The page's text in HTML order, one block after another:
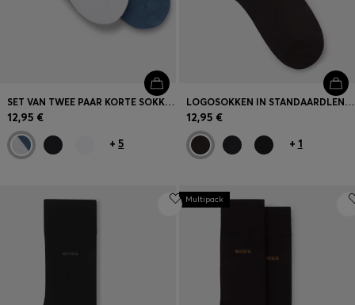
SET VAN TWEE PAAR KORTE SOKKEN MET BOORDEN VOORZIEN VAN DE SIGNATURE-STRIPE
12,95 €
+5
LOGOSOKKEN IN STANDAARDLENGTE VAN GEMERCERISEERDE EGYPTISCHE KATOEN
12,95 €
+ 1
Multipack